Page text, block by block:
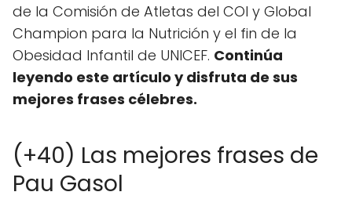
de la Comisión de Atletas del COI y Global
Champion para la Nutrición y el fin de la
Obesidad Infantil de UNICEF. Continúa
leyendo este artículo y disfruta de sus
mejores frases célebres.
(+40) Las mejores frases de
Pau Gasol